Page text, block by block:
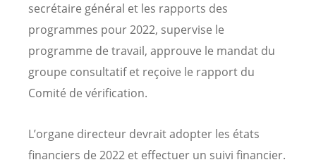
secrétaire général et les rapports des
programmes pour 2022, supervise le
programme de travail, approuve le mandat du
groupe consultatif et reçoive le rapport du
Comité de vérification.
L’organe directeur devrait adopter les états
financiers de 2022 et effectuer un suivi financier.